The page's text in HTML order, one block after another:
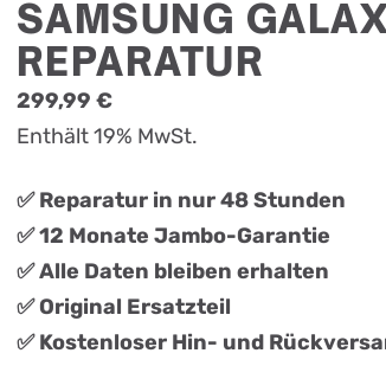
SAMSUNG
REPARATUR
299,99 €
Enthält 19% MwSt.
✅ Reparatur in nur 48 Stunden
✅ 12 Monate Jambo-Garantie
✅ Alle Daten bleiben erhalten
✅Original Ersatzteil
✅ Kostenloser Hin- und